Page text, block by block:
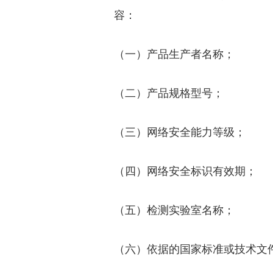
容：
（一）产品生产者名称；
（二）产品规格型号；
（三）网络安全能力等级；
（四）网络安全标识有效期；
（五）检测实验室名称；
（六）依据的国家标准或技术文